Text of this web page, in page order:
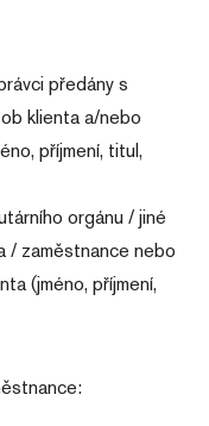
předány s
klienta a/nebo
příjmení, titul,
orgánu / jiné
/ zaměstnance nebo
(jméno, příjmení,